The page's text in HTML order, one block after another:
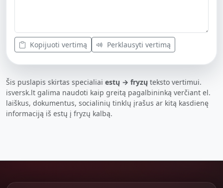
Kopijuoti vertimą Perklausyti vertimą
Šis puslapis skirtas specialiai estų → fryzų teksto vertimui.
isversk.lt galima naudoti kaip greitą pagalbininką verčiant el.
laiškus, dokumentus, socialinių tinklų įrašus ar kitą kasdienę
informaciją iš estų į fryzų kalbą.